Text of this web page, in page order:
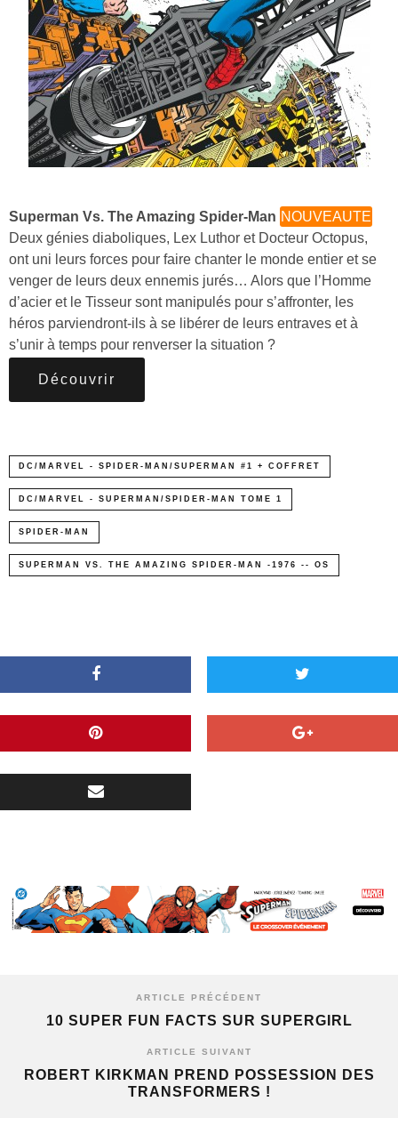
Superman Vs. The Amazing Spider-Man NOUVEAUTE
Deux génies diaboliques, Lex Luthor et Docteur Octopus,
ont uni leurs forces pour faire chanter le monde entier et se
venger de leurs deux ennemis jurés… Alors que l’Homme
d’acier et le Tisseur sont manipulés pour s’affronter, les
héros parviendront-ils à se libérer de leurs entraves et à
s’unir à temps pour renverser la situation ?
Découvrir
DC/MARVEL - SPIDER-MAN/SUPERMAN #1 + COFFRET
DC/MARVEL - SUPERMAN/SPIDER-MAN TOME 1
SPIDER-MAN
SUPERMAN VS. THE AMAZING SPIDER-MAN -1976 -- OS
ARTICLE PRÉCÉDENT
10 SUPER FUN FACTS SUR SUPERGIRL
ARTICLE SUIVANT
ROBERT KIRKMAN PREND POSSESSION DES
TRANSFORMERS !